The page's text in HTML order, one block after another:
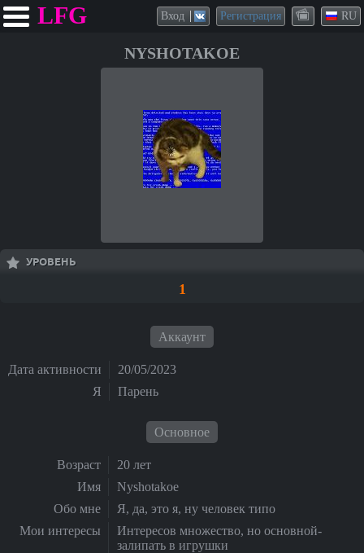
LFG Вход Регистрация RU
NYSHOTAKOE
УРОВЕНЬ
1
Аккаунт
Дата активности
20/05/2023
Я
Парень
Основное
Возраст
20 лет
Имя
Nyshotakoe
Обо мне
Я, да, это я, ну человек типо
Мои интересы
Интересов множество, но основной-
залипать в игрушки